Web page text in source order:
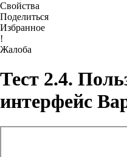
Свойства
Поделиться
Избранное
!
Жалоба
Тест 2.4.
интерфейс